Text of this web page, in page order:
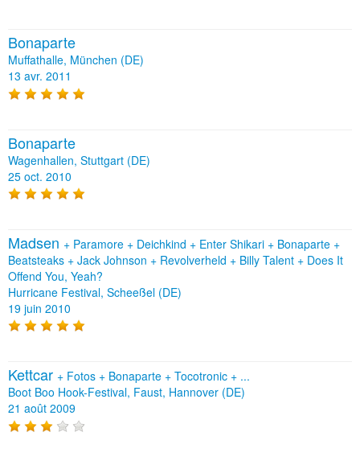
Bonaparte
Muffathalle, München (DE)
13 avr. 2011
Bonaparte
Wagenhallen, Stuttgart (DE)
25 oct. 2010
Madsen + Paramore + Deichkind + Enter Shikari + Bonaparte +
Beatsteaks + Jack Johnson + Revolverheld + Billy Talent + Does It
Offend You, Yeah?
Hurricane Festival, Scheeßel (DE)
19 juin 2010
Kettcar + Fotos + Bonaparte + Tocotronic + ...
Boot Boo Hook-Festival, Faust, Hannover (DE)
21 août 2009